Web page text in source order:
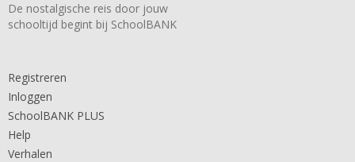
De nostalgische reis door jouw
schooltijd begint bij SchoolBANK
Registreren
Inloggen
SchoolBANK PLUS
Help
Verhalen